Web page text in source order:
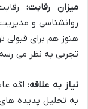
میزان رقابت:
روانشناسی و
هنوز هم برای قبولی
تجربی به نظر می
نیاز به علاقه:اگه
به تحلیل پدیده های